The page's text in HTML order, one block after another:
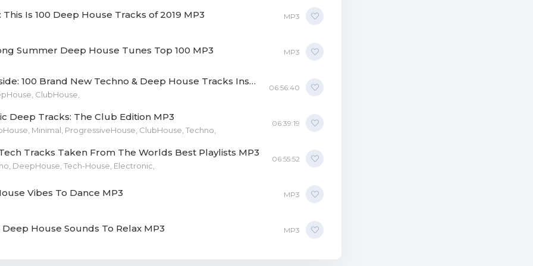
- Planet One (Original Mix).mp3 (10.31 Mb)
- Magic Fly (Original Mix).mp3 (10.31 Mb)
- Mellotron (Original Mix).mp3 (10.31 Mb)
- Combination (Original Mix).mp3 (10.31 Mb)
- Disswelt (Original Mix).mp3 (10.31 Mb)
Sakman - Guidance (Original Mix).mp3 (10.31 Mb)
This Is 100 Deep House Tracks of 2019 MP3 MP3
Summer Deep House Tunes Top 100 MP3 MP3
Techno Inside: 100 Brand New Techno & Deep House Tracks Inspired by ADE MP3
ClubHouse,
06:56:40
Deep Tracks: The Club Edition MP3
Minimal, ProgressiveHouse, ClubHouse, Techno,
06:39:19
Tracks Taken From The Worlds Best Playlists MP3
DeepHouse, Tech-House, Electronic,
06:55:52
Vibes To Dance MP3 MP3
House Sounds To Relax MP3 MP3